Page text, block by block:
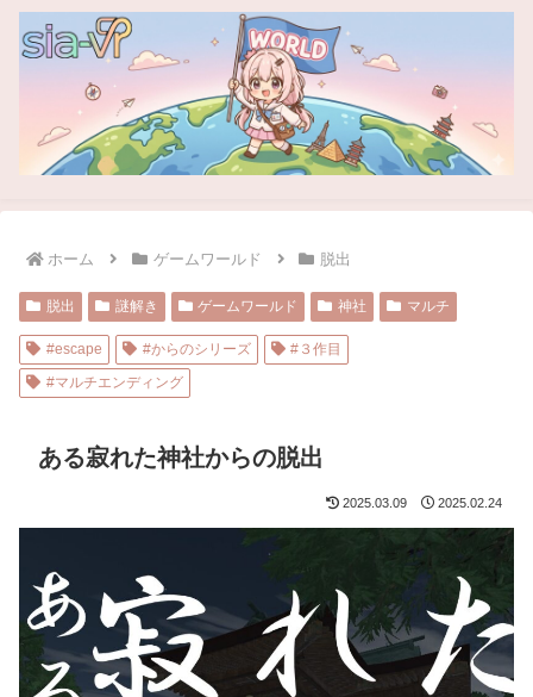
ホーム ゲームワールド 脱出
脱出 謎解き ゲームワールド 神社 マルチ
#escape #からのシリーズ
#３作目
#マルチエンディング
ある寂れた神社からの脱出
2025.03.09 2025.02.24